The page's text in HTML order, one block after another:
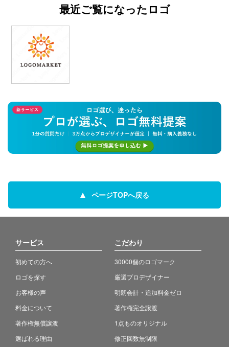
最近ご覧になったロゴ
ページTOPへ戻る
サービス
初めての方へ
ロゴを探す
お客様の声
料金について
著作権無償譲渡
選ばれる理由
こだわり
30000個のロゴマーク
厳選プロデザイナー
明朗会計・追加料金ゼロ
著作権完全譲渡
1点ものオリジナル
修正回数無制限